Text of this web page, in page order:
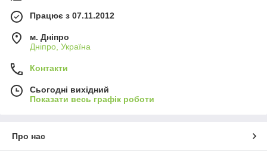
Працює з 07.11.2012
м. Дніпро
Дніпро, Україна
Контакти
Сьогодні вихідний
Показати весь графік роботи
Про нас